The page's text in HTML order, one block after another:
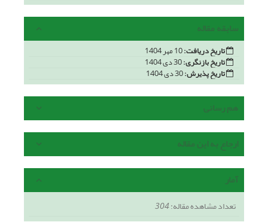
سابقه مقاله
تاریخ دریافت:
تاریخ بازنگری:
تاریخ پذیرش:
هم رسانی
ارجاع به این مقاله
آمار
تعداد مشاهده مقاله:304